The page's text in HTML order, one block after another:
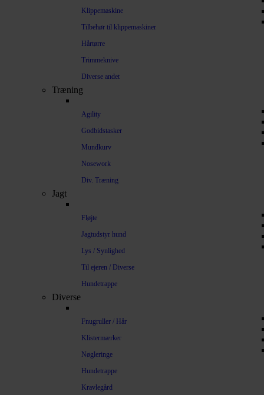
Klippemaskine
Tilbehør til klippemaskiner
Hårtørre
Trimmeknive
Diverse andet
Træning
Agility
Godbidstasker
Mundkurv
Nosework
Div. Træning
Jagt
Fløjte
Jagtudstyr hund
Lys / Synlighed
Til ejeren / Diverse
Hundetrappe
Diverse
Fnugruller / Hår
Klistermærker
Nøgleringe
Hundetrappe
Kravlegård